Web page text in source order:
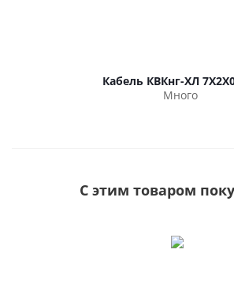
Кабель КВКнг-ХЛ
Много
С этим товаром